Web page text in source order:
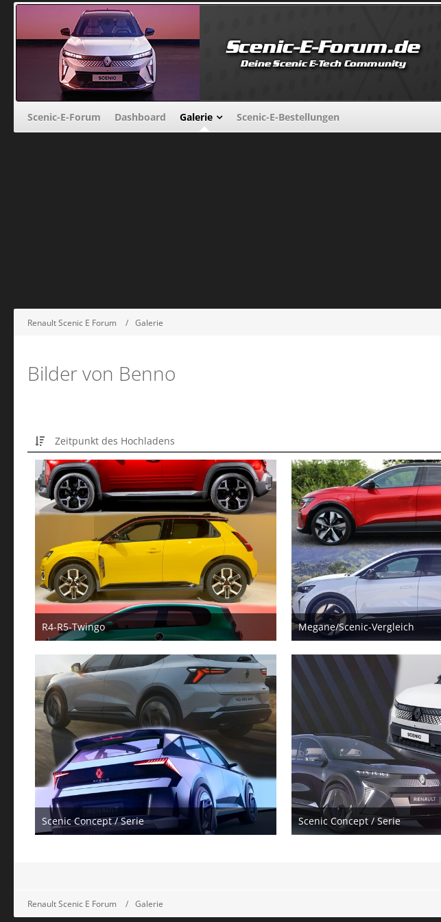
Scenic-E-Forum Dashboard Galerie Scenic-E-Bestellungen
Renault Scenic E Forum Galerie
Bilder von Benno
Zeitpunkt des Hochladens
R4-R5-Twingo
23. Dezember 2024
Megane/Scenic-Vergleich
28. April 2024
Scenic Concept / Serie
17. März 2024
Scenic Concept / Serie
17. März 2024
Renault Scenic E Forum Galerie